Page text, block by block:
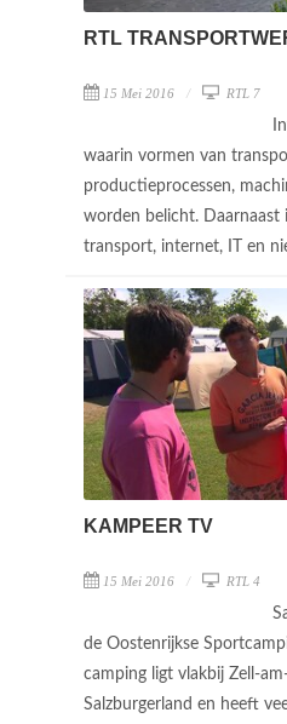
RTL
15 Mei 2016 RTL 7
waarin vormen van
productieprocessen,
worden belicht. Daarnaast
transport, internet, IT en
KAMPEER TV
15 Mei 2016 RTL 4
de Oostenrijkse
camping ligt vlakbij Zell-
Salzburgerland en heeft